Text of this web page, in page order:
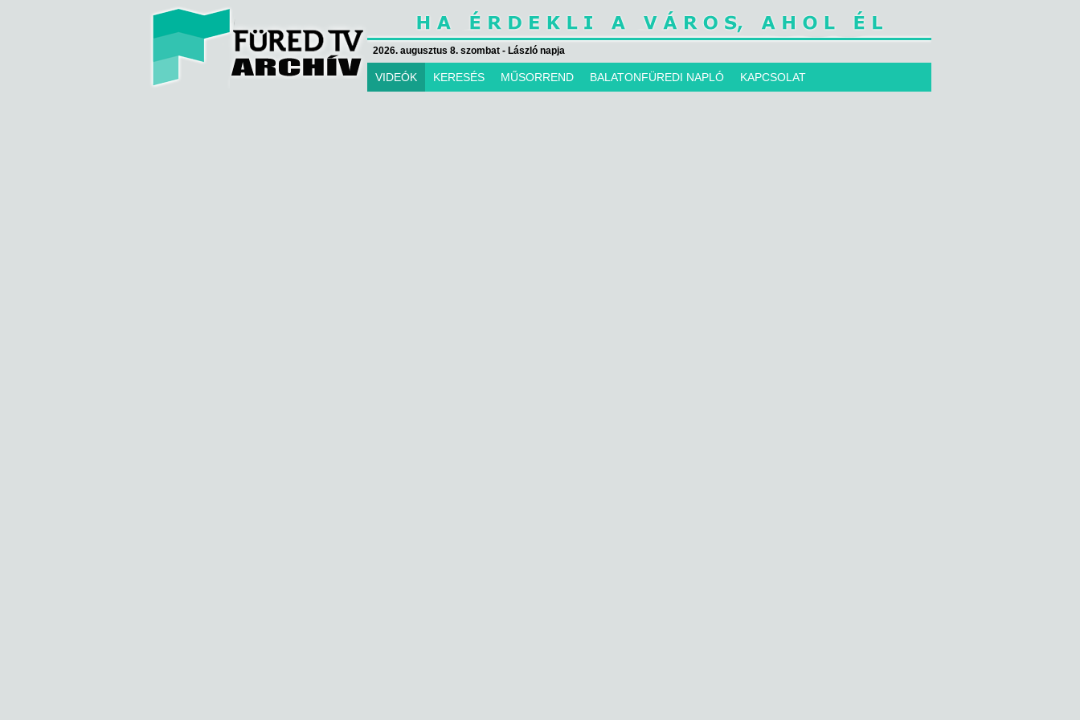
2026. augusztus 8. szombat - László napja
VIDEÓK KERESÉS MŰSORREND BALATONFÜREDI NAPLÓ KAPCSOLAT